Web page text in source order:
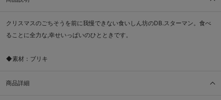
クリスマスのごちそうを前に我慢できない食いしん坊のDB.スターマン。食べ
ることに全力な,幸せいっぱいのひとときです。
◆素材：ブリキ
商品詳細